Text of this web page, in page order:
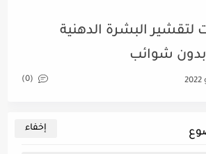
البشرة الدهنية
شوائب
(0)